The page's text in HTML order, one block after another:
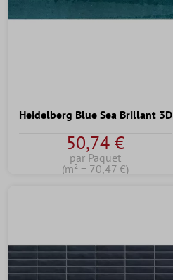
Heidelberg Blue Sea Brillant 3D
50,74 €
par Paquet
(m² = 70,47 €)